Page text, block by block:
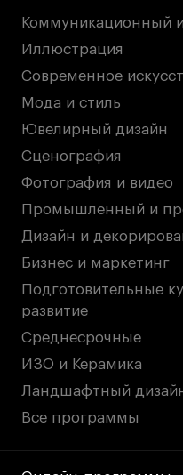
Карьера
Проекты студентов
Работы студентов
«Живые» проекты
Участие в выставках
Britanka New
Fashion Summer
Проект с Microsoft
Коммуникационный
Иллюстрация
Современное
Мода и стиль
Ювелирный дизайн
Сценография
Фотография и видео
Промышленный и
Дизайн и
Бизнес и маркетинг
Подготовительные
развитие
Среднесрочные
ИЗО и Керамика
Ландшафтный
Все программы